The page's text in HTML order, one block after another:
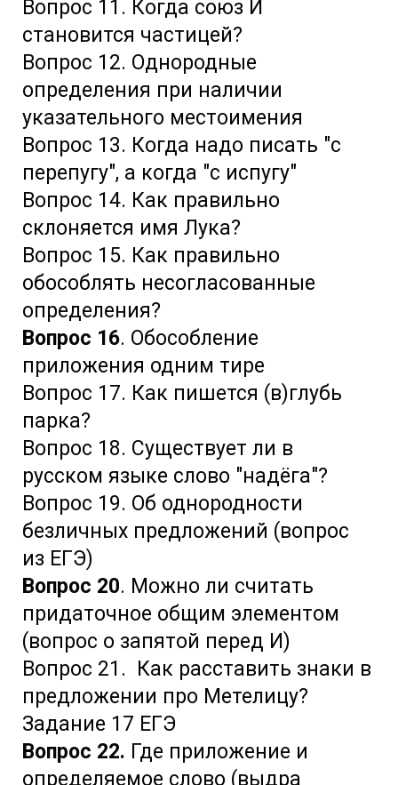
Вопрос 11. Когда союз И
становится частицей?
Вопрос 12. Однородные
определения при наличии
указательного местоимения
Вопрос 13. Когда надо писать "с
перепугу", а когда "с испугу"
Вопрос 14. Как правильно
склоняется имя Лука?
Вопрос 15. Как правильно
обособлять несогласованные
определения?
Вопрос 16. Обособление
приложения одним тире
Вопрос 17. Как пишется (в)глубь
парка?
Вопрос 18. Существует ли в
русском языке слово "надёга"?
Вопрос 19. Об однородности
безличных предложений (вопрос
из ЕГЭ)
Вопрос 20. Можно ли считать
придаточное общим элементом
(вопрос о запятой перед И)
Вопрос 21. Как расставить знаки в
предложении про Метелицу?
Задание 17 ЕГЭ
Вопрос 22. Где приложение и
определяемое слово (выдра